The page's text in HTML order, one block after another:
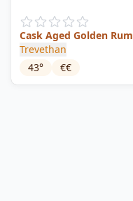
Cask Aged Golden Rum
Trevethan
43° €€